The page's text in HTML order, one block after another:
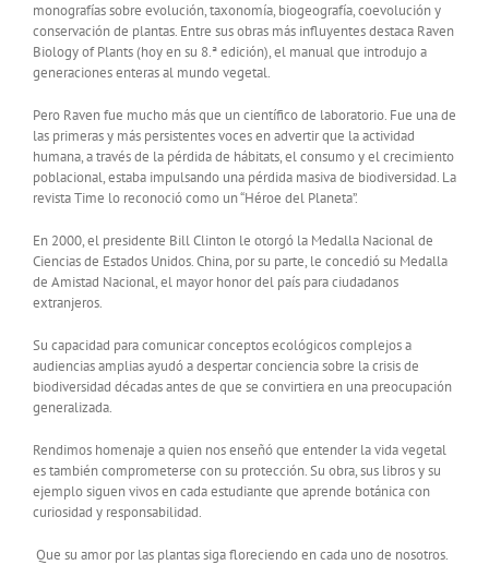
monografías sobre evolución, taxonomía, biogeografía, coevolución y
conservación de plantas. Entre sus obras más influyentes destaca Raven
Biology of Plants (hoy en su 8.ª edición), el manual que introdujo a
generaciones enteras al mundo vegetal.
Pero Raven fue mucho más que un científico de laboratorio. Fue una de
las primeras y más persistentes voces en advertir que la actividad
humana, a través de la pérdida de hábitats, el consumo y el crecimiento
poblacional, estaba impulsando una pérdida masiva de biodiversidad. La
revista Time lo reconoció como un “Héroe del Planeta”.
En 2000, el presidente Bill Clinton le otorgó la Medalla Nacional de
Ciencias de Estados Unidos. China, por su parte, le concedió su Medalla
de Amistad Nacional, el mayor honor del país para ciudadanos
extranjeros.
Su capacidad para comunicar conceptos ecológicos complejos a
audiencias amplias ayudó a despertar conciencia sobre la crisis de
biodiversidad décadas antes de que se convirtiera en una preocupación
generalizada.
Rendimos homenaje a quien nos enseñó que entender la vida vegetal
es también comprometerse con su protección. Su obra, sus libros y su
ejemplo siguen vivos en cada estudiante que aprende botánica con
curiosidad y responsabilidad.
️ Que su amor por las plantas siga floreciendo en cada uno de nosotros.